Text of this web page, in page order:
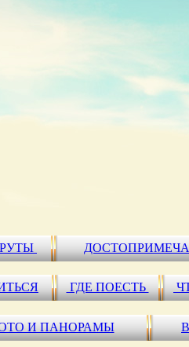
ГДЕ ПОЕСТЬ
И ПАНОРАМЫ